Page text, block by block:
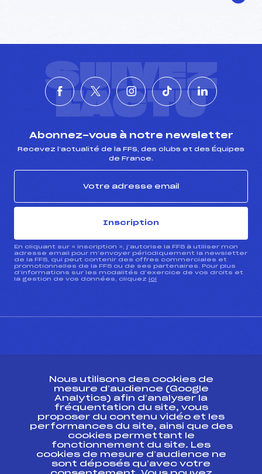
SUIVEZ
L'ACTU
Abonnez-vous à notre newsletter
Recevez l’actualité de la FFS, des clubs et des Équipes
de France.
Inscription
En cliquant sur « inscription », j’autorise la FFS à utiliser mon
adresse email pour m’envoyer périodiquement la newsletter
de la FFS, qui peut contenir des offres commerciales et
promotionnelles de la FFS ou de ses partenaires. Pour plus
d’informations sur les modalités d’exercice de vos droits et
la gestion de vos données, cliquez ici
Ressources
Pass’Neige
Projet sportif fédéral
Projet de performance fédéral
Antidopage
Nous utilisons des cookies de
mesure d’audience (Google
Analytics) afin d’analyser la
fréquentation du site, vous
proposer du contenu vidéo et les
performances du site, ainsi que des
cookies permettant le
fonctionnement du site. Les
cookies de mesure d’audience ne
sont déposés qu’avec votre